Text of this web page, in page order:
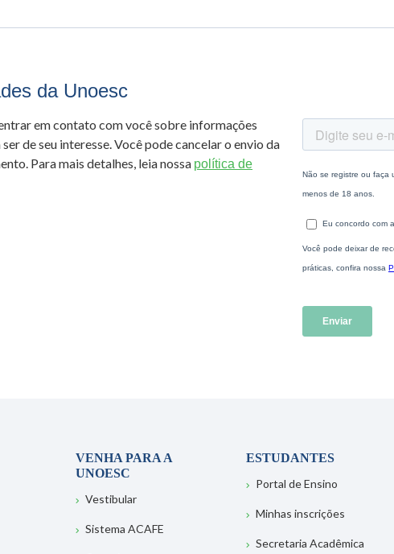
da Unoesc
em contato com você sobre informações
de seu interesse. Você pode cancelar o envio da
Para mais detalhes, leia nossa política de
VENHA PARA A
UNOESC
Vestibular
Sistema ACAFE
ESTUDANTES
Portal de Ensino
Minhas inscrições
Secretaria Acadêmica